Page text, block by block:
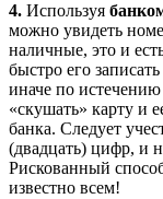
4. Используя
можно увидеть
наличные, это и
быстро его
иначе по
«скушать» карту и
банка. Следует
(двадцать) цифр, и
Рискованный
известно всем!